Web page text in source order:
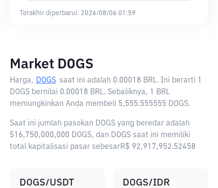
Terakhir diperbarui: 2026/08/06 01:59
Market DOGS
Harga, DOGS saat ini adalah 0.00018 BRL. Ini berarti 1
DOGS bernilai 0.00018 BRL. Sebaliknya, 1 BRL
memungkinkan Anda membeli 5,555.555555 DOGS.
Saat ini jumlah pasokan DOGS yang beredar adalah
516,750,000,000 DOGS, dan DOGS saat ini memiliki
total kapitalisasi pasar sebesarR$ 92,917,952.52458
DOGS/USDT DOGS/IDR